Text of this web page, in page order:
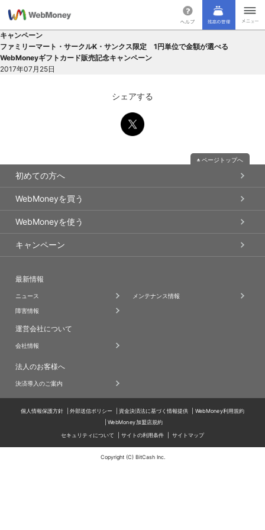
キャンペーン
ファミリーマート・サークルK・サンクス限定 1円単位で金額が選べる
WebMoneyギフトカード販売記念キャンペーン
2017年07月25日
シェアする
ページトップへ
初めての方へ
WebMoneyを買う
WebMoneyを使う
キャンペーン
最新情報
ニュース メンテナンス情報
障害情報
運営会社について
会社情報
法人のお客様へ
決済導入のご案内
個人情報保護方針 外部送信ポリシー 資金決済法に基づく情報提供 WebMoney利用規約
WebMoney加盟店規約
セキュリティについて サイトの利用条件 サイトマップ
Copyright (C) BitCash Inc.